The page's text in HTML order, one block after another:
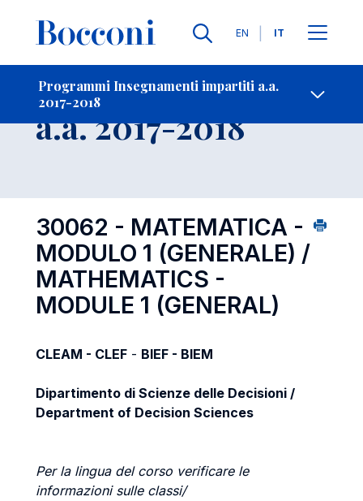
Lingue
EN IT
Programmi Insegnamenti impartiti a.a.
2017-2018
-
Insegnamento
a.a. 2017-2018
30062 - MATEMATICA -
MODULO 1 (GENERALE) /
MATHEMATICS -
MODULE 1 (GENERAL)
CLEAM - CLEF - BIEF - BIEM
Dipartimento di Scienze delle Decisioni /
Department of Decision Sciences
Per la lingua del corso verificare le
informazioni sulle classi/